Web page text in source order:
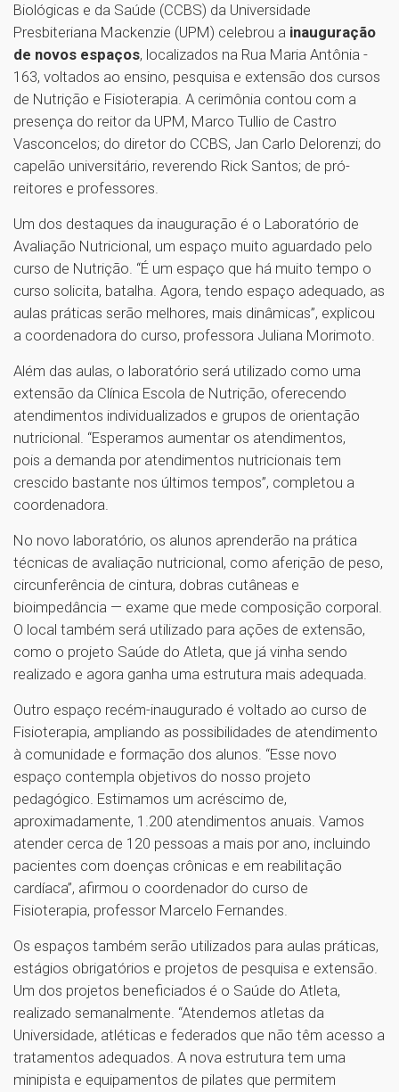
Biológicas e da Saúde (CCBS) da Universidade
Presbiteriana Mackenzie (UPM) celebrou a inauguração
de novos espaços, localizados na Rua Maria Antônia -
163, voltados ao ensino, pesquisa e extensão dos cursos
de Nutrição e Fisioterapia. A cerimônia contou com a
presença do reitor da UPM, Marco Tullio de Castro
Vasconcelos; do diretor do CCBS, Jan Carlo Delorenzi; do
capelão universitário, reverendo Rick Santos; de pró-
reitores e professores.
Um dos destaques da inauguração é o Laboratório de
Avaliação Nutricional, um espaço muito aguardado pelo
curso de Nutrição. “É um espaço que há muito tempo o
curso solicita, batalha. Agora, tendo espaço adequado, as
aulas práticas serão melhores, mais dinâmicas”, explicou
a coordenadora do curso, professora Juliana Morimoto.
Além das aulas, o laboratório será utilizado como uma
extensão da Clínica Escola de Nutrição, oferecendo
atendimentos individualizados e grupos de orientação
nutricional. “Esperamos aumentar os atendimentos,
pois a demanda por atendimentos nutricionais tem
crescido bastante nos últimos tempos”, completou a
coordenadora.
No novo laboratório, os alunos aprenderão na prática
técnicas de avaliação nutricional, como aferição de peso,
circunferência de cintura, dobras cutâneas e
bioimpedância — exame que mede composição corporal.
O local também será utilizado para ações de extensão,
como o projeto Saúde do Atleta, que já vinha sendo
realizado e agora ganha uma estrutura mais adequada.
Outro espaço recém-inaugurado é voltado ao curso de
Fisioterapia, ampliando as possibilidades de atendimento
à comunidade e formação dos alunos. “Esse novo
espaço contempla objetivos do nosso projeto
pedagógico. Estimamos um acréscimo de,
aproximadamente, 1.200 atendimentos anuais. Vamos
atender cerca de 120 pessoas a mais por ano, incluindo
pacientes com doenças crônicas e em reabilitação
cardíaca”, afirmou o coordenador do curso de
Fisioterapia, professor Marcelo Fernandes.
Os espaços também serão utilizados para aulas práticas,
estágios obrigatórios e projetos de pesquisa e extensão.
Um dos projetos beneficiados é o Saúde do Atleta,
realizado semanalmente. “Atendemos atletas da
Universidade, atléticas e federados que não têm acesso a
tratamentos adequados. A nova estrutura tem uma
minipista e equipamentos de pilates que permitem